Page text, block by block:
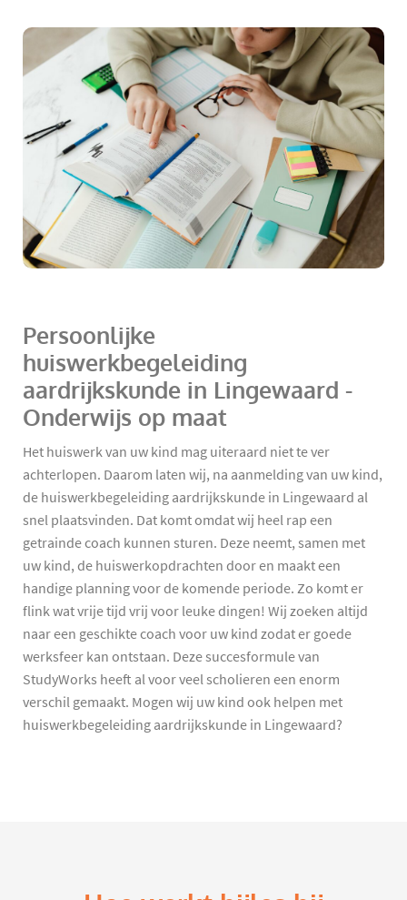
Persoonlijke
huiswerkbegeleiding
aardrijkskunde in Lingewaard -
Onderwijs op maat
Het huiswerk van uw kind mag uiteraard niet te ver
achterlopen. Daarom laten wij, na aanmelding van uw kind,
de huiswerkbegeleiding aardrijkskunde in Lingewaard al
snel plaatsvinden. Dat komt omdat wij heel rap een
getrainde coach kunnen sturen. Deze neemt, samen met
uw kind, de huiswerkopdrachten door en maakt een
handige planning voor de komende periode. Zo komt er
flink wat vrije tijd vrij voor leuke dingen! Wij zoeken altijd
naar een geschikte coach voor uw kind zodat er goede
werksfeer kan ontstaan. Deze succesformule van
StudyWorks heeft al voor veel scholieren een enorm
verschil gemaakt. Mogen wij uw kind ook helpen met
huiswerkbegeleiding aardrijkskunde in Lingewaard?